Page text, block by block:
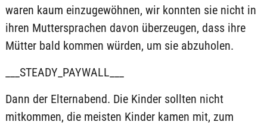
waren kaum einzugewöhnen, wir konnten sie nicht in
ihren Muttersprachen davon überzeugen, dass ihre
Mütter bald kommen würden, um sie abzuholen.
___STEADY_PAYWALL___
Dann der Elternabend. Die Kinder sollten nicht
mitkommen, die meisten Kinder kamen mit, zum